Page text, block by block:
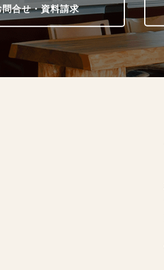
合せ・資料請求